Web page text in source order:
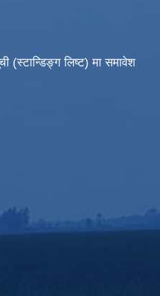
(स्टान्डिङ्ग लिष्ट) मा समावेश